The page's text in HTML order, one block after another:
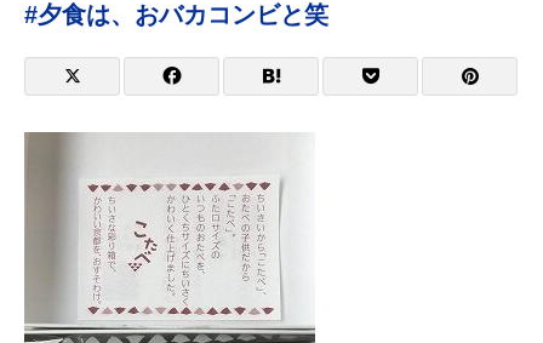
#夕食は、おバカコンビと笑